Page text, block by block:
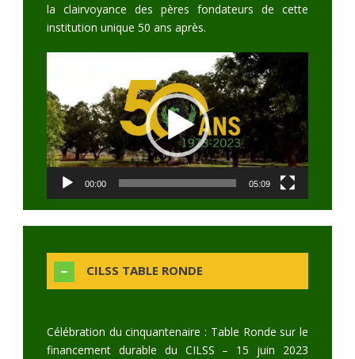
la clairvoyance des pères fondateurs de cette
institution unique 50 ans après.
00:00 05:09
CILSS TABLE RONDE
Célébration du cinquantenaire : Table Ronde sur le
financement durable du CILSS – 15 juin 2023